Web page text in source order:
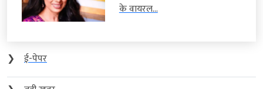
के वायरल...
❯
ई-पेपर